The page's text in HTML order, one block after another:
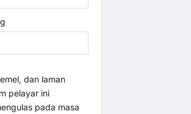
dan laman
pelayar ini
pada masa